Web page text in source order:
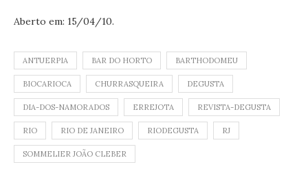
Aberto em: 15/04/10.
ANTUERPIA BAR DO HORTO BARTHODOMEU
BIOCARIOCA CHURRASQUEIRA DEGUSTA
DIA-DOS-NAMORADOS ERREJOTA REVISTA-DEGUSTA
RIO RIO DE JANEIRO RIODEGUSTA RJ
SOMMELIER JOÃO CLEBER